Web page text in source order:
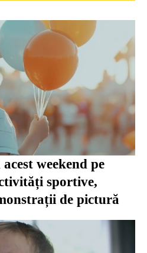
weekend pe
sportive,
de pictură